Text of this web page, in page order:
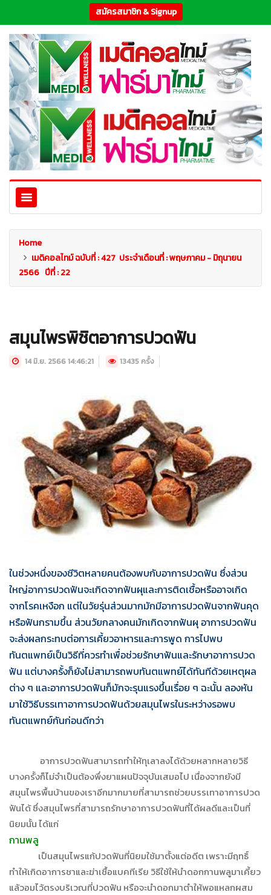
สมัครสมาชิก & Signup
Home
เมดิคอลไทม์ ฉบับที่ : 427 ประจำเดือนที่ : พฤษภาคม - มิถุนายน
2566 ปีที่ : 22
สมุนไพรพิชิตอาการปวดฟัน
14 มิ.ย. 2566 14:46:21 13435 ครั้ง
ในช่วงหนึ่งของชีวิตหลายคนต้องพบกับอาการปวดฟัน ซึ่งส่วน
ใหญ่อาการปวดฟันจะเกิดจากฟันผุและการติดเชื้อหรืออาจเกิด
จากโรคเหงือก แต่ในวัยรุ่นส่วนมากมักมีอาการปวดฟันจากฟันคุด
หรือฟันกรามขึ้น ส่วนวัยกลางคนมักเกิดจากฟันผุ อาการปวดฟัน
จะส่งผลกระทบต่อการเคี้ยวอาหารและการพูด การไปพบ
ทันตแพทย์เป็นวิธีที่ควรทำเพื่อช่วยรักษาฟันและรักษาอาการปวด
ฟัน แต่บางครั้งก็ยังไม่สามารถพบทันตแพทย์ได้ทันทีด้วยเหตุผล
ต่าง ๆ และอาการปวดฟันก็มักจะรุนแรงขึ้นเรื่อย ๆ ฉะนั้น ลองหัน
มาใช้วิธีบรรเทาอาการปวดฟันด้วยสมุนไพรในระหว่างรอพบ
ทันตแพทย์กันก่อนดีกว่า
อาการปวดฟันสามารถทำให้ทุเลาลงได้ด้วยหลากหลายวิธี
บางครั้งก็ไม่จำเป็นต้องพึ่งยาแผนปัจจุบันเสมอไป เนื่องจากยังมี
สมุนไพรพื้นบ้านของเราอีกมากมายที่สามารถช่วยบรรเทาอาการปวด
ฟันได้ ซึ่งสมุนไพรที่สามารถรักษาอาการปวดฟันที่ได้ผลดีและเป็นที่
นิยมนั้น ได้แก่
กานพลู
เป็นสมุนไพรแก้ปวดฟันที่นิยมใช้มาตั้งแต่อดีต เพราะมีฤทธิ์
ทำให้เกิดอาการชาและฆ่าเชื้อแบคทีเรีย วิธีใช้ให้นำดอกกานพลูมาเคี้ยว
แล้วอมไว้ตรงบริเวณที่ปวดฟัน หรือจะนำดอกมาตำให้พอแหลกผสม